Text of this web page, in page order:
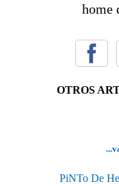
home
OTROS
PiNTo De